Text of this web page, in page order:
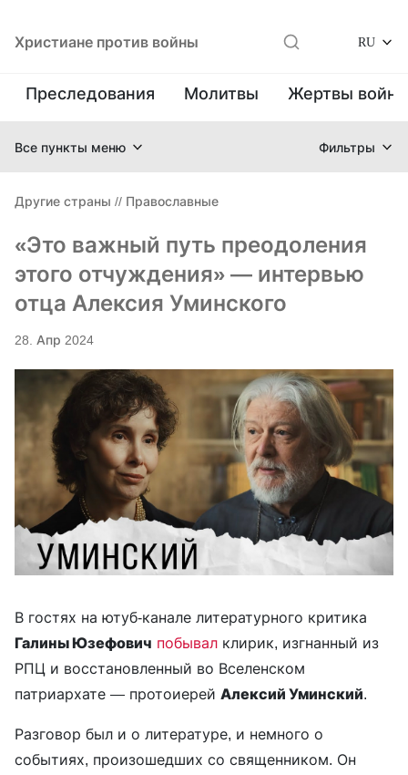
Христиане против войны RU
Преследования Молитвы Жертвы
Все пункты меню Фильтры
Другие страны // Православные
«Это важный путь преодоления
этого отчуждения» — интервью
отца Алексия Уминского
28. Апр 2024
В гостях на ютуб-канале литературного критика
Галины Юзефович побывал клирик, изгнанный из
РПЦ и восстановленный во Вселенском
патриархате — протоиерей Алексий Уминский.
Разговор был и о литературе, и немного о
событиях, произошедших со священником. Он